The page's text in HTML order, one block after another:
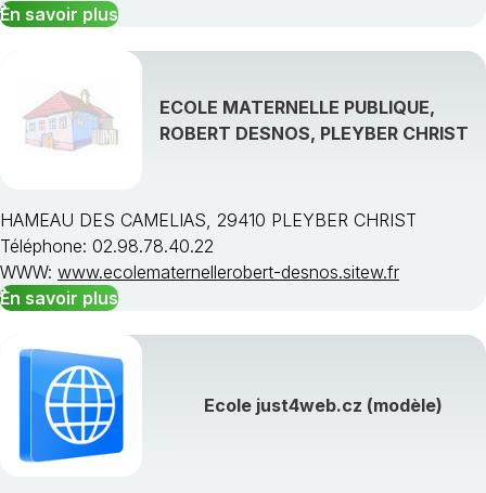
En savoir plus
ECOLE MATERNELLE PUBLIQUE,
ROBERT DESNOS, PLEYBER CHRIST
HAMEAU DES CAMELIAS, 29410 PLEYBER CHRIST
Téléphone: 02.98.78.40.22
WWW: www.ecolematernellerobert-desnos.sitew.fr
En savoir plus
Ecole just4web.cz (modèle)